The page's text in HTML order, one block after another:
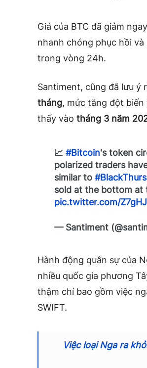
Giá của BTC đã giảm
nhanh chóng phục hồi
trong vòng 24h.
Santiment, cũng đã lưu ý
tháng, mức tăng đột
thấy vào tháng 3 năm
📈#Bitcoin's token
polarized traders
similar to
sold at the bottom
pic.twitter.com/
— Santiment
Hành động quân sự của
nhiều quốc gia phương
thậm chí bao gồm việc
SWIFT.
Việc loại Nga ra